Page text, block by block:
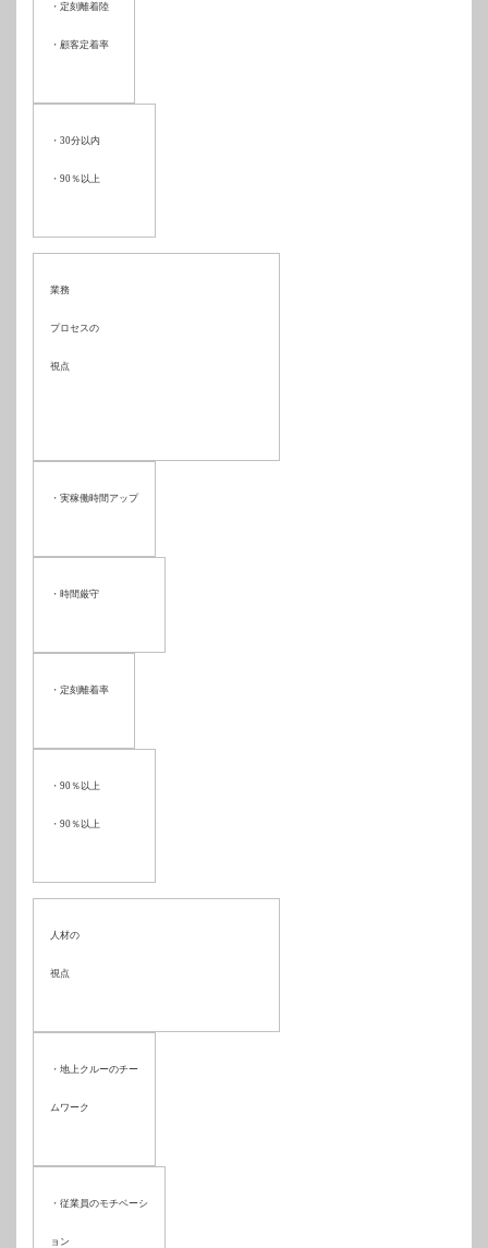
・定刻離着陸
・顧客定着率
・ 30分以内
・ 90％以上
業務
プロセスの
視点
・実稼働時間アップ
・時間厳守
・定刻離着率
・ 90％以上
・ 90％以上
人材の
視点
・地上クルーのチー
ムワーク
・従業員のモチベーシ
ョン